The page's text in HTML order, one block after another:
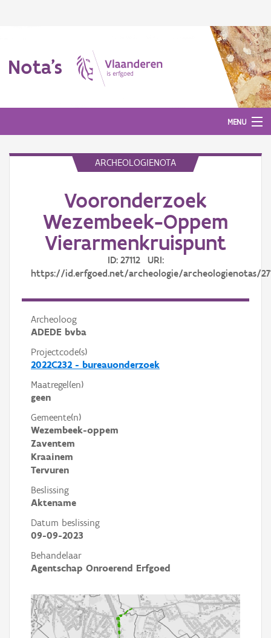
Nota's
MENU
ARCHEOLOGIENOTA
Vooronderzoek
Wezembeek-Oppem
Vierarmenkruispunt
ID: 27112 URI:
https://id.erfgoed.net/archeologie/archeologienotas/
Archeoloog
ADEDE bvba
Projectcode(s)
2022C232 - bureauonderzoek
Maatregel(en)
geen
Gemeente(n)
Wezembeek-oppem
Zaventem
Kraainem
Tervuren
Beslissing
Aktename
Datum beslissing
09-09-2023
Behandelaar
Agentschap Onroerend Erfgoed